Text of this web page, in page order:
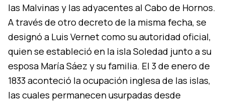
las Malvinas y las adyacentes al Cabo de Hornos.
A través de otro decreto de la misma fecha, se
designó a Luis Vernet como su autoridad oficial,
quien se estableció en la isla Soledad junto a su
esposa María Sáez y su familia. El 3 de enero de
1833 aconteció la ocupación inglesa de las islas,
las cuales permanecen usurpadas desde